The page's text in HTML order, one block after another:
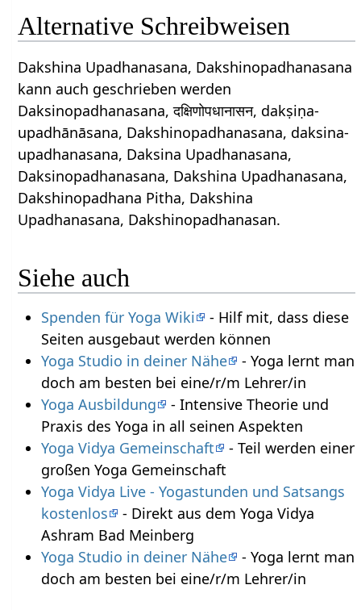
Alternative Schreibweisen
Dakshina Upadhanasana, Dakshinopadhanasana
kann auch geschrieben werden
Daksinopadhanasana, दक्षिणोपधानासन, dakṣiṇa-
upadhānāsana, Dakshinopadhanasana, daksina-
upadhanasana, Daksina Upadhanasana,
Daksinopadhanasana, Dakshina Upadhanasana,
Dakshinopadhana Pitha, Dakshina
Upadhanasana, Dakshinopadhanasan.
Siehe auch
Spenden für Yoga Wiki
- Hilf mit, dass diese
Seiten ausgebaut werden können
Yoga Studio in deiner Nähe
- Yoga lernt man
doch am besten bei eine/r/m Lehrer/in
Yoga Ausbildung
- Intensive Theorie und
Praxis des Yoga in all seinen Aspekten
Yoga Vidya Gemeinschaft
- Teil werden einer
großen Yoga Gemeinschaft
Yoga Vidya Live - Yogastunden und Satsangs
kostenlos
- Direkt aus dem Yoga Vidya
Ashram Bad Meinberg
Yoga Studio in deiner Nähe
- Yoga lernt man
doch am besten bei eine/r/m Lehrer/in